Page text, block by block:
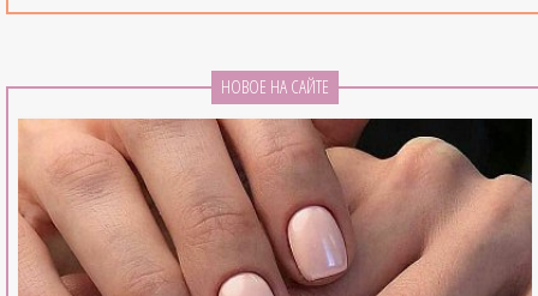
НОВОЕ НА САЙТЕ